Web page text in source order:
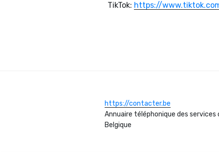
TikTok: https://
https://contacter.be
Annuaire téléphonique des services
Belgique